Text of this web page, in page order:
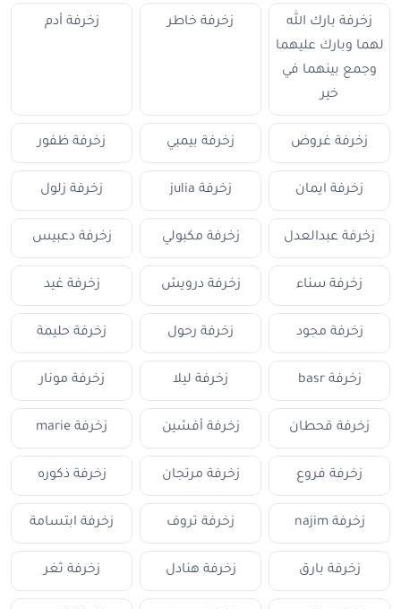
زخرفة بارك الله
لهما وبارك عليهما
وجمع بينهما في
خير
زخرفة خاطر زخرفة أدم
زخرفة غروض زخرفة بيمبي زخرفة ظفور
زخرفة ايمان زخرفة julia زخرفة زلول
زخرفة عبدالعدل زخرفة مكبولي زخرفة دعبيس
زخرفة سناء زخرفة درويش زخرفة غيد
زخرفة مجود زخرفة رحول زخرفة حليمة
زخرفة basr زخرفة ليلا زخرفة مونار
زخرفة قحطان زخرفة أفشين زخرفة marie
زخرفة فروع زخرفة مرتجان زخرفة ذكوره
زخرفة najim زخرفة تروف زخرفة ابتسامة
زخرفة بارق زخرفة هنادل زخرفة ثغر